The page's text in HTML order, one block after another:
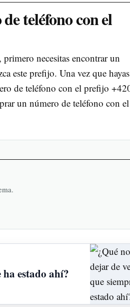
teléfono con el
necesitas encontrar un
este prefijo. Una vez que hayas
de teléfono con el prefijo
un número de teléfono con el
estado ahí?